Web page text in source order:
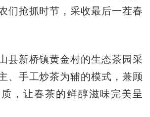
们抢抓时节，采收最后一茬春
新桥镇黄金村的生态茶园采
、手工炒茶为辅的模式，兼顾
，让春茶的鲜醇滋味完美呈